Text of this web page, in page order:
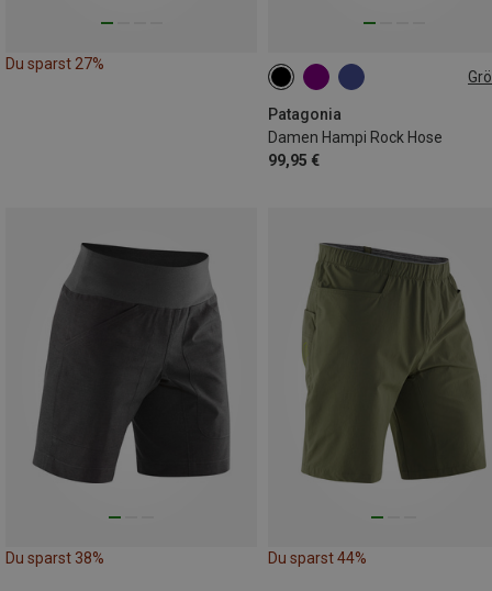
Du sparst 27%
Patagonia
Damen Hampi Rock Hose
99,95 €
XS S S
Du sparst 38% Du sparst 44%